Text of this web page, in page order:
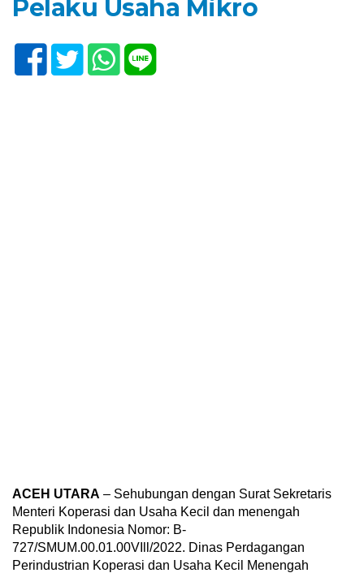
Pelaku Usaha Mikro
ACEH UTARA – Sehubungan dengan Surat Sekretaris
Menteri Koperasi dan Usaha Kecil dan menengah
Republik Indonesia Nomor: B-
727/SMUM.00.01.00VIll/2022. Dinas Perdagangan
Perindustrian Koperasi dan Usaha Kecil Menengah